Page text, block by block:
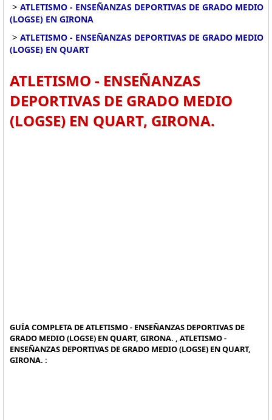
> ATLETISMO - ENSEÑANZAS DEPORTIVAS DE GRADO MEDIO
(LOGSE) EN GIRONA
> ATLETISMO - ENSEÑANZAS DEPORTIVAS DE GRADO MEDIO
(LOGSE) EN QUART
ATLETISMO - ENSEÑANZAS
DEPORTIVAS DE GRADO MEDIO
(LOGSE) EN QUART, GIRONA.
GUÍA COMPLETA DE ATLETISMO - ENSEÑANZAS DEPORTIVAS DE
GRADO MEDIO (LOGSE) EN QUART, GIRONA. , ATLETISMO -
ENSEÑANZAS DEPORTIVAS DE GRADO MEDIO (LOGSE) EN QUART,
GIRONA. :